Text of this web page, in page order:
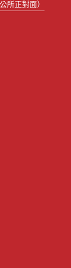
所正對面）